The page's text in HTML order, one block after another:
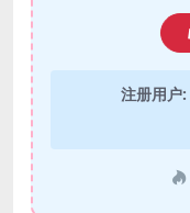
注册用户: